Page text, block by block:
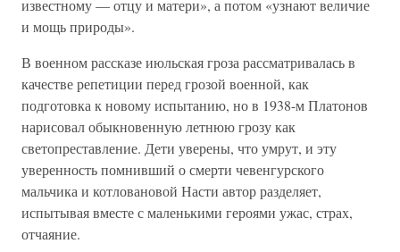
известному — отцу и матери», а потом «узнают величие
и мощь природы».
В военном рассказе июльская гроза рассматривалась в
качестве репетиции перед грозой военной, как
подготовка к новому испытанию, но в 1938-м Платонов
нарисовал обыкновенную летнюю грозу как
светопреставление. Дети уверены, что умрут, и эту
уверенность помнивший о смерти чевенгурского
мальчика и котловановой Насти автор разделяет,
испытывая вместе с маленькими героями ужас, страх,
отчаяние.